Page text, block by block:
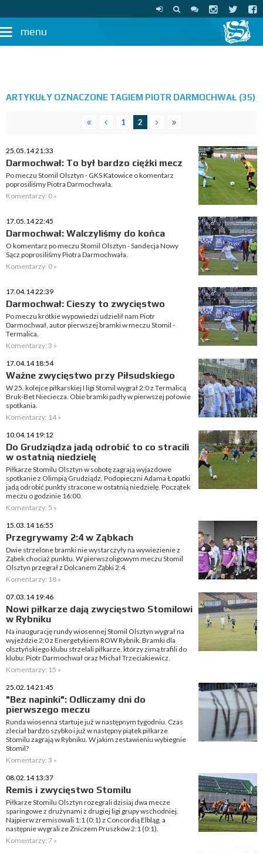
menu
ARTYKUŁY OZNACZONE TAGIEM PIOTR DARMOCHWAŁ (35)
1 2
25.05.14 21:33
Darmochwał: To był bardzo ciężki mecz
Po meczu Stomil Olsztyn - GKS Katowice o komentarz
poprosiliśmy Piotra Darmochwała.
Komentarzy: 0 »
17.05.14 22:45
Darmochwał: Walczyliśmy do końca
O komentarz po meczu Stomil Olsztyn - Sandecja Nowy
Sącz poprosiliśmy Piotra Darmochwała.
Komentarzy: 0 »
17.04.14 22:39
Darmochwał: Cieszy to zwycięstwo
Po meczu krótkie wypowiedzi udzielił nam Piotr
Darmochwał, autor pierwszej bramki w meczu Stomil -
Termalica.
Komentarzy: 3 »
17.04.14 18:54
Ważne zwycięstwo przy Piłsudskiego
W 25. kolejce piłkarskiej I ligi Stomil wygrał 2:0 z Termalicą
Bruk-Bet Nieciecza. Obie bramki padły w pierwszej połowie
spotkania.
Komentarzy: 14 »
10.04.14 19:12
Do Grudziądza jadą odrobić to co stracili
w ostatnią niedzielę
Piłkarze Stomilu Olsztyn w sobotę zagrają wyjazdowe
spotkanie z Olimpią Grudziądz. Podopieczni Adama Łopatki
jadą odrobić punkty stracone w ostatnią niedzielę. Początek
meczu o godzinie 16:00.
Komentarzy: 5 »
15.03.14 16:55
Przegrywamy 2:4 w Ząbkach
Dwie strzelone bramki nie wystarczyły na wywiezienie z
Ząbek chociaż punktu. W pierwszoligowym meczu Stomil
Olsztyn przegrał z Dolcanem Ząbki 2:4.
Komentarzy: 18 »
07.03.14 19:46
Nowi piłkarze dają zwycięstwo Stomilowi
w Rybniku
Na inaugurację rundy wiosennej Stomil Olsztyn wygrał na
wyjeździe 2:0 z Energetykiem ROW Rybnik. Bramki dla
olsztyńskiego klubu strzelali piłkarze, którzy zimą trafili do
klubu: Piotr Darmochwał oraz Michał Trzeciakiewicz.
Komentarzy: 15 »
25.02.14 21:45
"Bez napinki": Odliczamy dni do
pierwszego meczu
Runda wiosenna startuje już w następnym tygodniu. Czas
zleciał bardzo szybko i już w następny piątek piłkarze
Stomilu zagrają w Rybniku. W jakim zestawieniu wybiegnie
Stomil?
Komentarzy: 3 »
08.02.14 13:37
Remis i zwycięstwo Stomilu
Piłkarze Stomilu Olsztyn rozegrali dzisiaj dwa mecze
sparingowe z drużynami z drugiej ligi grupy wschodniej.
Najpierw zremisowali 1:1 (0:1) z Concordią Elbląg, a
następnie wygrali ze Zniczem Pruszków 2:1 (0:1).
Komentarzy: 7 »